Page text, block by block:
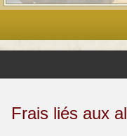
Frais liés aux